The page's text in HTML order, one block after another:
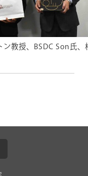
教授、BSDC Son氏、